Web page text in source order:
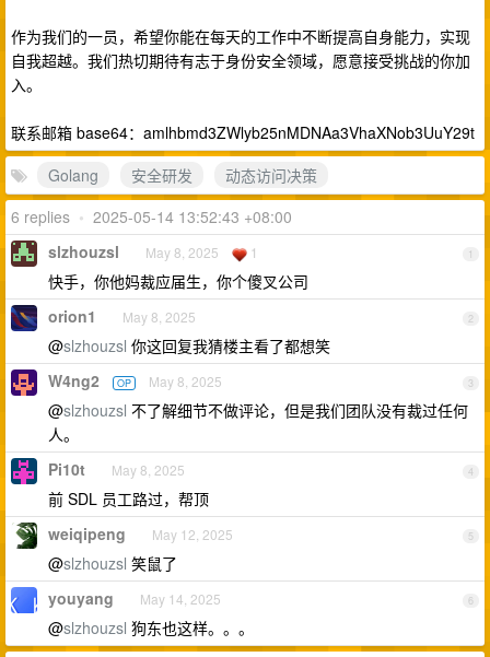
作为我们的一员，希望你能在每天的工作中不断提高自身能力，实现
自我超越。我们热切期待有志于身份安全领域，愿意接受挑战的你加
入。
联系邮箱 base64：amlhbmd3ZWlyb25nMDNAa3VhaXNob3UuY29t
Golang
安全研发
动态访问决策
6 replies • 2025-05-14 13:52:43 +08:00
1
slzhouzsl May 8, 2025 1
快手，你他妈裁应届生，你个傻叉公司
2
orion1 May 8, 2025
@slzhouzsl 你这回复我猜楼主看了都想笑
3
W4ng2 OP May 8, 2025
@slzhouzsl 不了解细节不做评论，但是我们团队没有裁过任何
人。
4
Pi10t May 8, 2025
前 SDL 员工路过，帮顶
5
weiqipeng May 12, 2025
@slzhouzsl 笑鼠了
6
youyang May 14, 2025
@slzhouzsl 狗东也这样。。。